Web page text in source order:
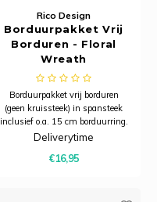
Rico Design
Borduurpakket Vrij
Borduren - Floral
Wreath
Borduurpakket vrij borduren
(geen kruissteek) in spansteek
inclusief o.a. 15 cm borduurring.
Deliverytime
€16,95